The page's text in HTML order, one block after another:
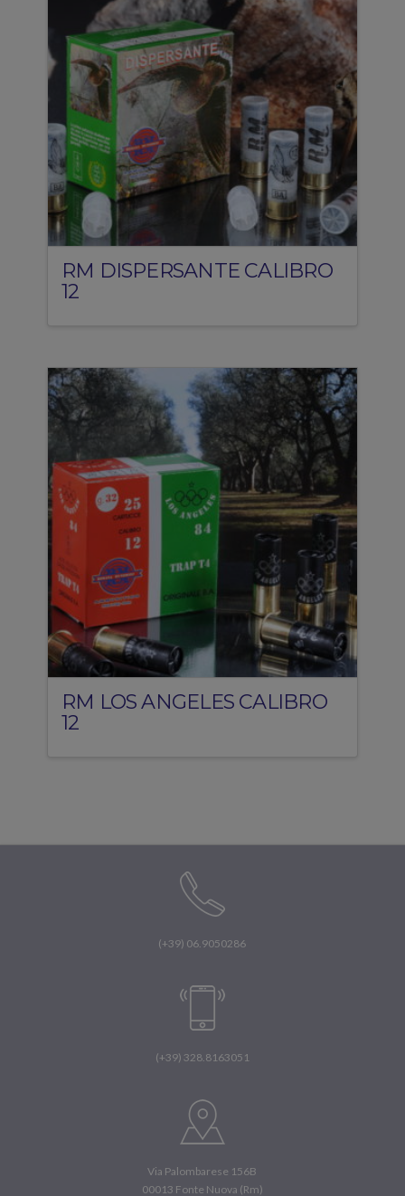
RM DISPERSANTE CALIBRO
12
RM LOS ANGELES CALIBRO
12
(+39) 06.9050286
(+39) 328.8163051
Via Palombarese 156B
00013 Fonte Nuova (Rm)